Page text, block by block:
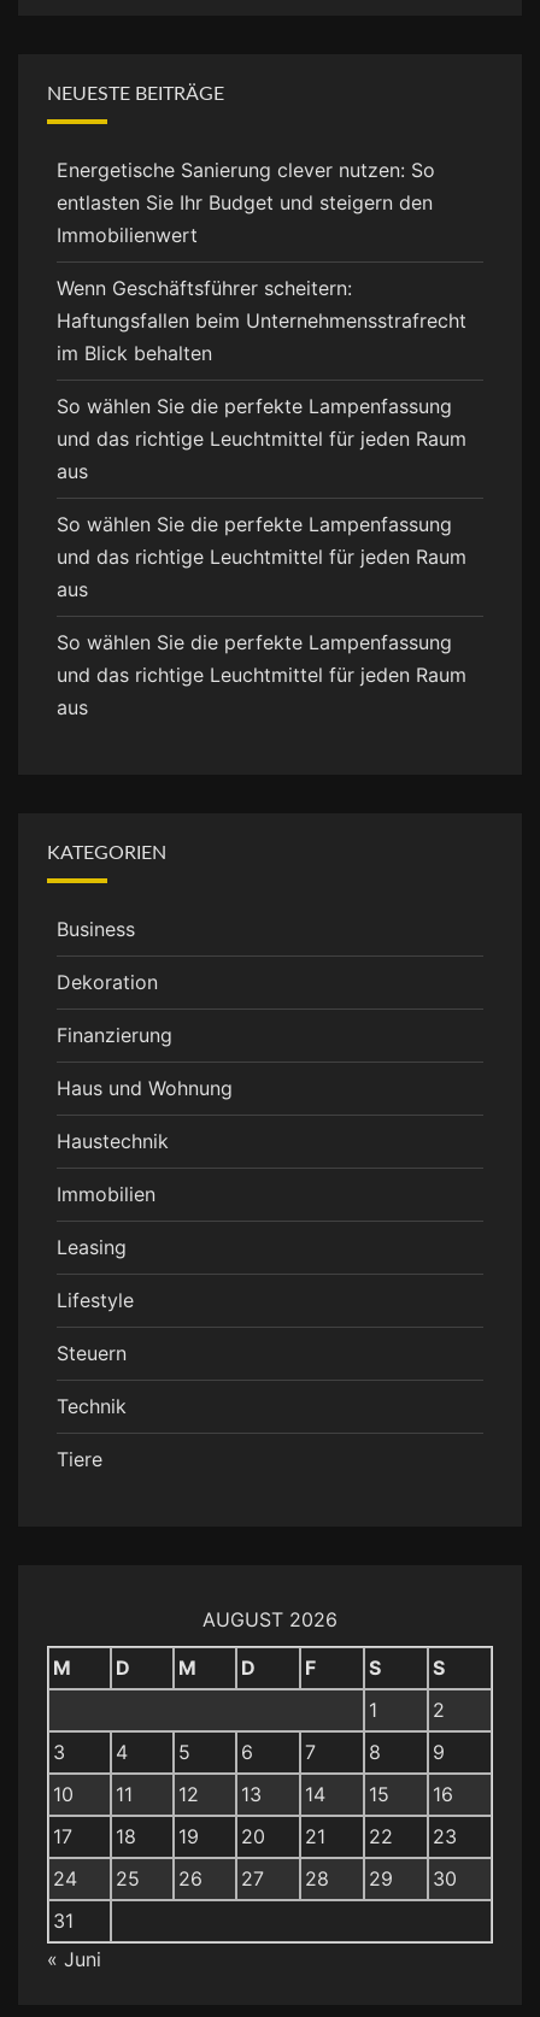
NEUESTE BEITRÄGE
Energetische Sanierung clever nutzen: So
entlasten Sie Ihr Budget und steigern den
Immobilienwert
Wenn Geschäftsführer scheitern:
Haftungsfallen beim Unternehmensstrafrecht
im Blick behalten
So wählen Sie die perfekte Lampenfassung
und das richtige Leuchtmittel für jeden Raum
aus
So wählen Sie die perfekte Lampenfassung
und das richtige Leuchtmittel für jeden Raum
aus
So wählen Sie die perfekte Lampenfassung
und das richtige Leuchtmittel für jeden Raum
aus
KATEGORIEN
Business
Dekoration
Finanzierung
Haus und Wohnung
Haustechnik
Immobilien
Leasing
Lifestyle
Steuern
Technik
Tiere
AUGUST 2026
M
D M D F S
S
1
2
3
4 5 6 7 8
9
10
11 12 13 14 15
16
17
18 19 20 21 22
23
24
25 26 27 28 29
30
31
« Juni